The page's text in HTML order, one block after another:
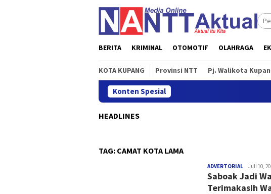
BERITA KRIMINAL OTOMOTIF OLAHRAGA
KOTA KUPANG Provinsi NTT Pj. Walikota
Konten Spesial
HEADLINES
TAG: CAMAT KOTA LAMA
ADVERTORIAL NTT
AKTUAL
Juli 10,
Saboak Jadi
Terimakasih